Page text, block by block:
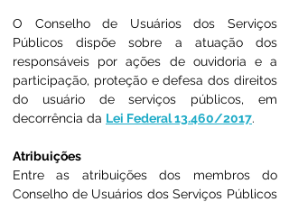
O Conselho de Usuários dos Serviços
Públicos dispõe sobre a atuação dos
responsáveis por ações de ouvidoria e a
participação, proteção e defesa dos direitos
do usuário de serviços públicos, em
decorrência da Lei Federal 13.460/2017.
Atribuições
Entre as atribuições dos membros do
Conselho de Usuários dos Serviços Públicos